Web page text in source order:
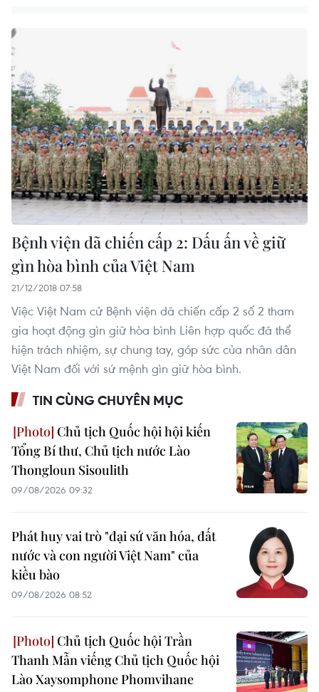
Bệnh viện dã chiến cấp 2: Dấu ấn về giữ
gìn hòa bình của Việt Nam
21/12/2018 07:58
Việc Việt Nam cử Bệnh viện dã chiến cấp 2 số 2 tham
gia hoạt động gìn giữ hòa bình Liên hợp quốc đã thể
hiện trách nhiệm, sự chung tay, góp sức của nhân dân
Việt Nam đối với sứ mệnh gìn giữ hòa bình.
TIN CÙNG CHUYÊN MỤC
Chủ tịch Quốc hội hội kiến
Tổng Bí thư, Chủ tịch nước Lào
Thongloun Sisoulith
09/08/2026 09:32
Phát huy vai trò "đại sứ văn hóa, đất
nước và con người Việt Nam" của
kiều bào
09/08/2026 08:52
Chủ tịch Quốc hội Trần
Thanh Mẫn viếng Chủ tịch Quốc hội
Lào Xaysomphone Phomvihane